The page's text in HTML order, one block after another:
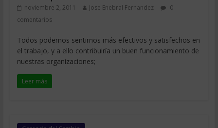
noviembre 2, 2011 Jose Enebral Fernandez
0
comentarios
Todos podemos sentirnos más efectivos y satisfechos en
el trabajo, y a ello contribuiría un buen funcionamiento de
nuestras organizaciones;
Leer más